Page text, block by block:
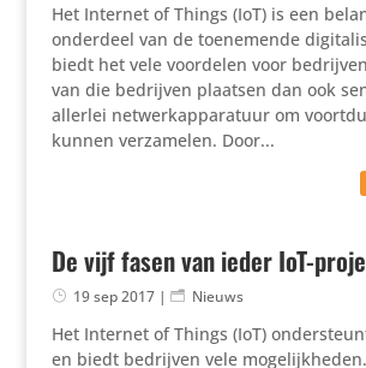
Het Internet of Things (IoT) is een
onderdeel van de toenemende
biedt het vele voordelen voor
van die bedrijven plaatsen dan ook
allerlei netwerkapparatuur om
kunnen verzamelen. Door...
De vijf fasen van ieder IoT-
19 sep 2017| Nieuws
Het Internet of Things (IoT)
en biedt bedrijven vele